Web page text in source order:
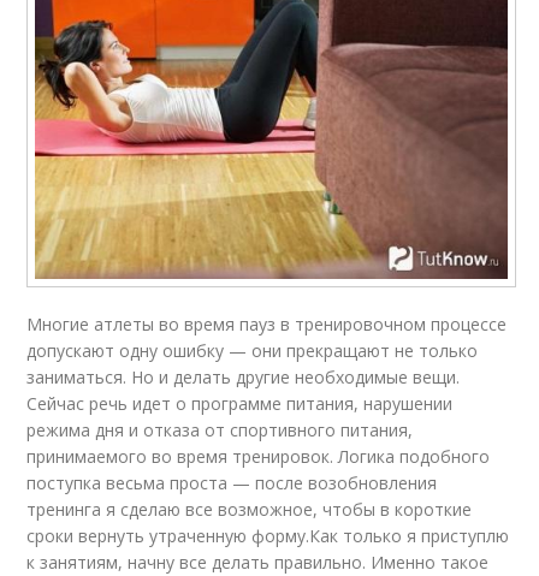
Многие атлеты во время пауз в тренировочном процессе
допускают одну ошибку — они прекращают не только
заниматься. Но и делать другие необходимые вещи.
Сейчас речь идет о программе питания, нарушении
режима дня и отказа от спортивного питания,
принимаемого во время тренировок. Логика подобного
поступка весьма проста — после возобновления
тренинга я сделаю все возможное, чтобы в короткие
сроки вернуть утраченную форму.Как только я приступлю
к занятиям, начну все делать правильно. Именно такое